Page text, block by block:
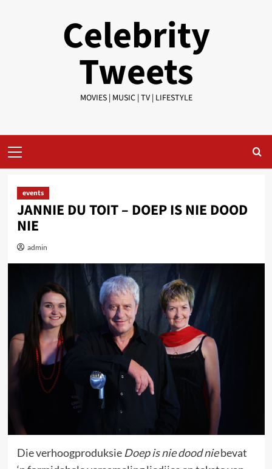
Celebrity
Tweets
MOVIES | MUSIC | TV | LIFESTYLE
Menu
events
JANNIE DU TOIT – DOEP IS NIE DOOD
NIE
admin
Die verhoogproduksie Doep is nie dood niebevat